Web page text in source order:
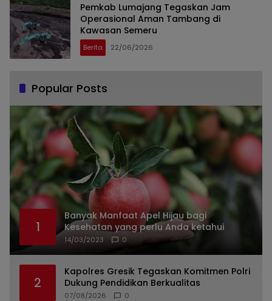
Pemkab Lumajang Tegaskan Jam
Operasional Aman Tambang di
Kawasan Semeru
Berita 22/06/2026
Popular Posts
1
Banyak Manfaat Apel Hijau bagi
Kesehatan yang perlu Anda ketahui
14/03/2023 0
2
Kapolres Gresik Tegaskan Komitmen Polri
Dukung Pendidikan Berkualitas
07/08/2026 0